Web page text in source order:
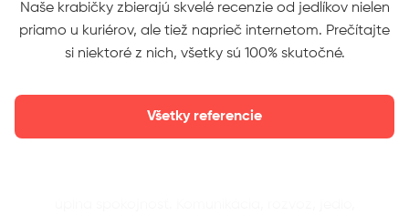
Naše krabičky zbierajú skvelé recenzie od jedlíkov nielen
priamo u kuriérov, ale tiež naprieč internetom. Prečítajte
si niektoré z nich, všetky sú 100% skutočné.
Všetky referencie